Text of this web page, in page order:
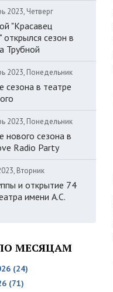
2023, Четверг
"Красавец
сезон в
Трубной
2023, Понедельник
сезона в театре
2023, Понедельник
нового сезона в
Radio Party
Вторник
и открытие 74
имени А.С.
МЕСЯЦАМ
(24)
(71)